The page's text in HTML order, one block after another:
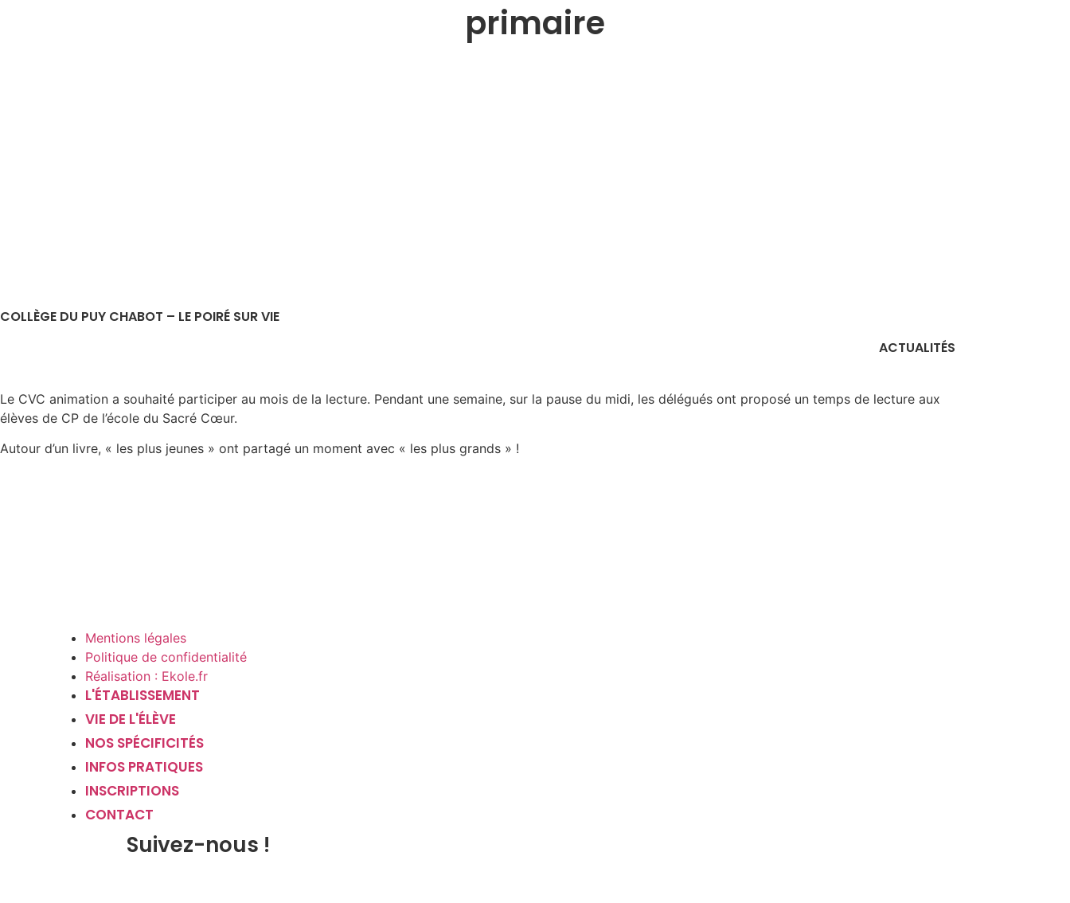
primaire
COLLÈGE DU PUY CHABOT – LE POIRÉ SUR VIE
ACTUALITÉS
Le CVC animation a souhaité participer au mois de la lecture. Pendant une semaine, sur la pause du midi, les délégués ont proposé un temps de lecture aux
élèves de CP de l’école du Sacré Cœur.
Autour d’un livre, « les plus jeunes » ont partagé un moment avec « les plus grands » !
Mentions légales
Politique de confidentialité
Réalisation : Ekole.fr
L'ÉTABLISSEMENT
VIE DE L'ÉLÈVE
NOS SPÉCIFICITÉS
INFOS PRATIQUES
INSCRIPTIONS
CONTACT
Suivez-nous !